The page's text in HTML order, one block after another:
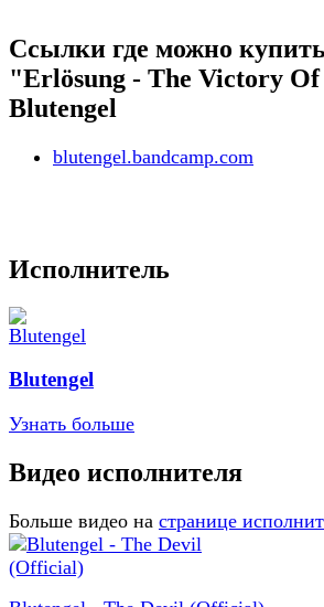
Ссылки где можно
"Erlösung - The Victory
Blutengel
blutengel.bandcamp.com
Исполнитель
Blutengel
Узнать больше
Видео исполнителя
Больше видео на странице